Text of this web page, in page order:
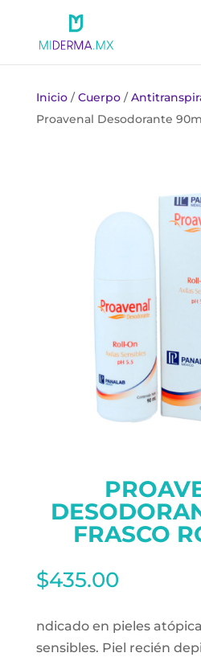
Inicio/Cuerpo/
Proavenal Desodorante
FRASCO
$435.00
ndicado en pieles
sensibles. Piel recién